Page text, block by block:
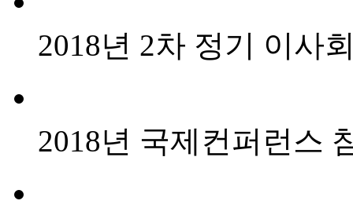
2018년 2차 정기 이사
2018년 국제컨퍼런스